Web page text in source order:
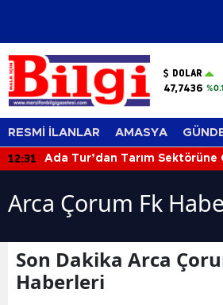
DOLAR
47,7436
RESMİ İLANLAR AMASYA
12:31
Ada Tur’dan Tarım Sektörüne
Arca Çorum Fk
Son Dakika Arca
Haberleri